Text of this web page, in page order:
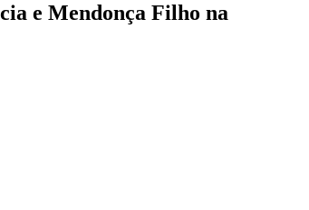
e Mendonça Filho na